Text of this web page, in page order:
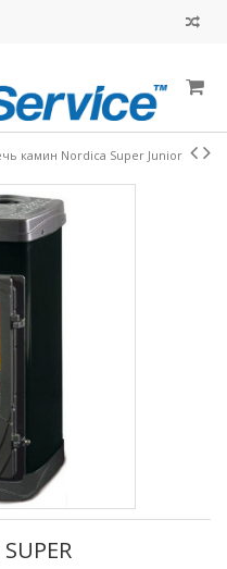
камин Nordica Super Junior